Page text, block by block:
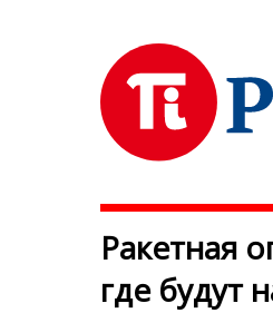
Ракетная
где будут